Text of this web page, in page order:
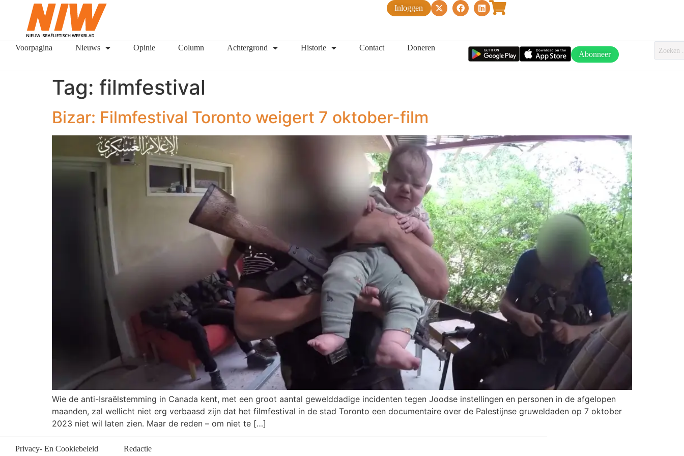
Inloggen
Voorpagina Nieuws Opinie Column Achtergrond Historie Contact Doneren
Abonneer
Tag: filmfestival
Bizar: Filmfestival Toronto weigert 7 oktober-film
Wie de anti-Israëlstemming in Canada kent, met een groot aantal gewelddadige incidenten tegen Joodse instellingen en personen in de afgelopen
maanden, zal wellicht niet erg verbaasd zijn dat het filmfestival in de stad Toronto een documentaire over de Palestijnse gruweldaden op 7 oktober
2023 niet wil laten zien. Maar de reden – om niet te […]
Privacy- En Cookiebeleid Redactie